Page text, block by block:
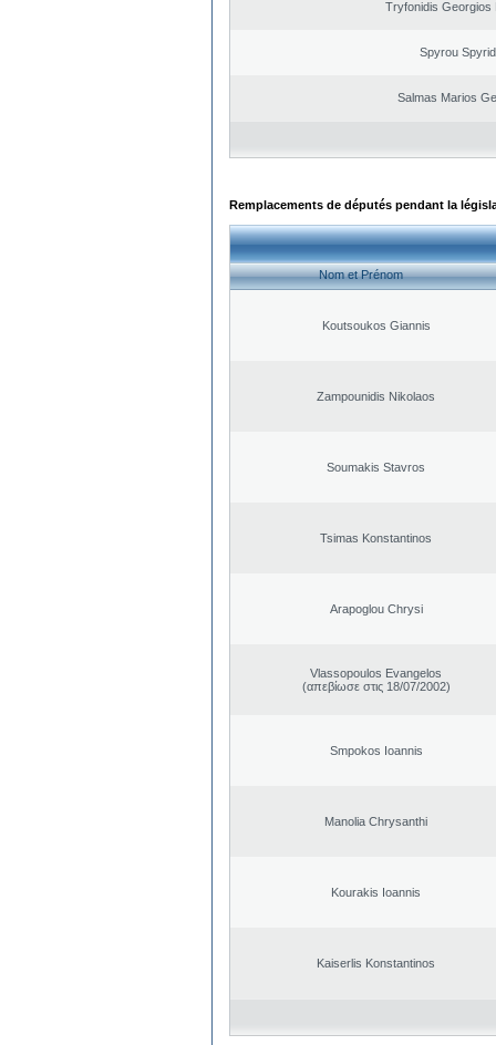
Tryfonidis Georgios
Spyrou
Salmas Marios
Remplacements de députés pendant la
Nom et Prénom
Koutsoukos Giannis
Zampounidis Nikolaos
Soumakis Stavros
Tsimas Konstantinos
Arapoglou Chrysi
Vlassopoulos Evangelos
(απεβίωσε στις 18/07/2002)
Smpokos Ioannis
Manolia Chrysanthi
Kourakis Ioannis
Kaiserlis Konstantinos